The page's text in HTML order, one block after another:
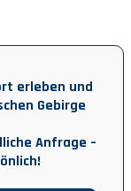
erleben und
Gebirge
Anfrage –